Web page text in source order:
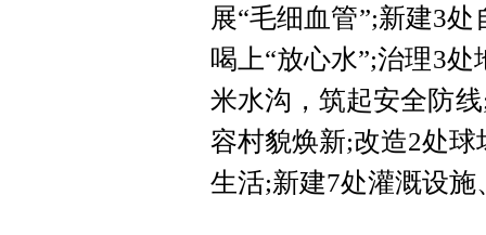
展“毛细血管”;新建3
喝上“放心水”;治理3
米水沟，筑起安全防
容村貌焕新;改造2处
生活;新建7处灌溉设